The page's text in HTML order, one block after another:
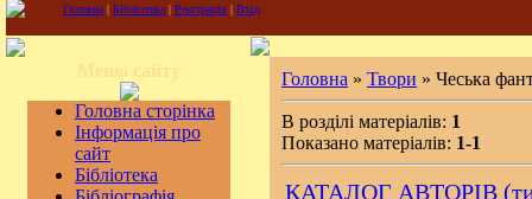
Головна | Бібліотека | Реєстрація | Вхід
Головна сторінка
Інформація про
сайт
Бібліотека
Головна » Твори » Чеська
В розділі матеріалів: 1
Показано матеріалів: 1-1
КАТАЛОГ АВТОРІВ